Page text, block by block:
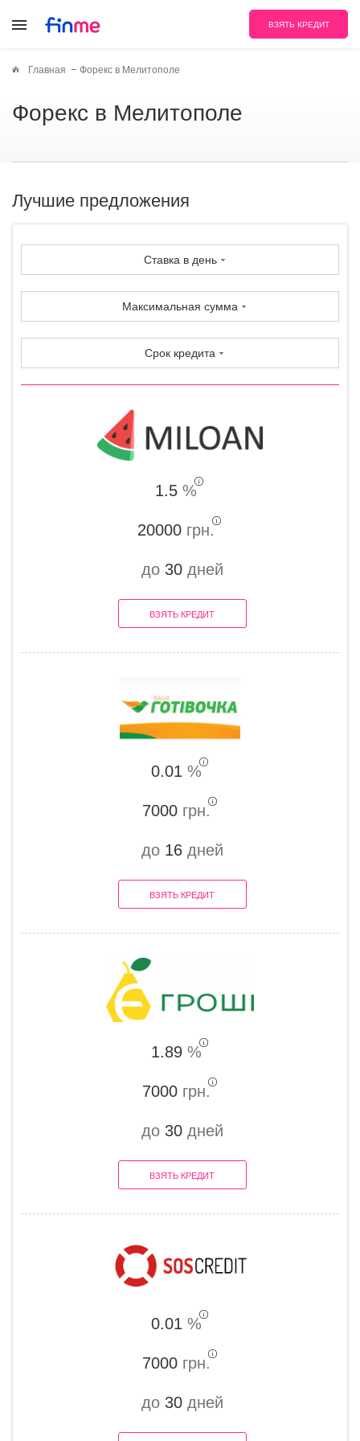
ВЗЯТЬ КРЕДИТ
Главная Форекс в Мелитополе
Форекс в Мелитополе
Лучшие предложения
Ставка в день
Максимальная сумма
Срок кредита
1.5 %
20000 грн.
до 30дней
ВЗЯТЬ КРЕДИТ
0.01 %
7000грн.
до 16дней
ВЗЯТЬ КРЕДИТ
1.89%
7000грн.
до 30дней
ВЗЯТЬ КРЕДИТ
0.01 %
7000грн.
до 30дней